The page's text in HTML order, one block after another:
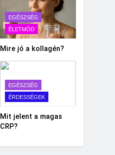
EGÉSZSÉG
ÉLETMÓD
Mire jó a kollagén?
EGÉSZSÉG
ÉRDESSÉGEK
Mit jelent a magas
CRP?